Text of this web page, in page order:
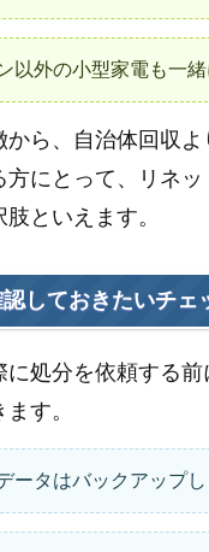
以外の小型家電も一
から、自治体回収
方にとって、リネ
といえます。
しておきたいチェ
に処分を依頼する
す。
ータはバックアップし